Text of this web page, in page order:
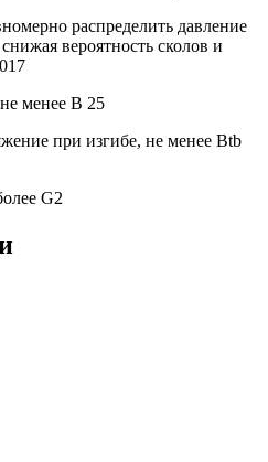
распределить давление
вероятность сколов и
менее В 25
при изгибе, не менее Вtb
G2